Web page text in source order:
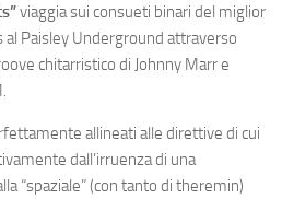
viaggia sui consueti binari del miglior
al Paisley Underground attraverso
chitarristico di Johnny Marr e
allineati alle direttive di cui
dall’irruenza di una
“spaziale” (con tanto di theremin)